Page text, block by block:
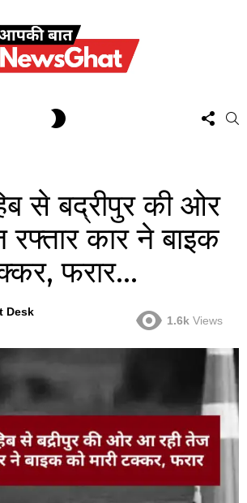
US
से बद्रीपुर की ओर
कार ने बाइक
फरार…
Desk
1.6k Views